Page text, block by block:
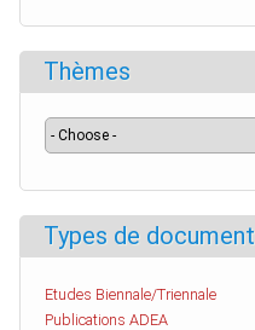
Thèmes
Types de
Etudes Biennale/Triennale
Publications ADEA